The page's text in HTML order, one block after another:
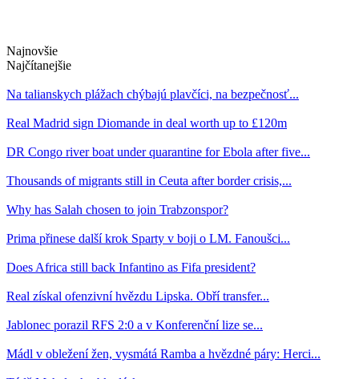
Najnovšie
Najčítanejšie
Na talianskych plážach chýbajú plavčíci, na bezpečnosť...
Real Madrid sign Diomande in deal worth up to £120m
DR Congo river boat under quarantine for Ebola after five...
Thousands of migrants still in Ceuta after border crisis,...
Why has Salah chosen to join Trabzonspor?
Prima přinese další krok Sparty v boji o LM. Fanoušci...
Does Africa still back Infantino as Fifa president?
Real získal ofenzivní hvězdu Lipska. Obří transfer...
Jablonec porazil RFS 2:0 a v Konferenční lize se...
Mádl v obležení žen, vysmátá Ramba a hvězdné páry: Herci...